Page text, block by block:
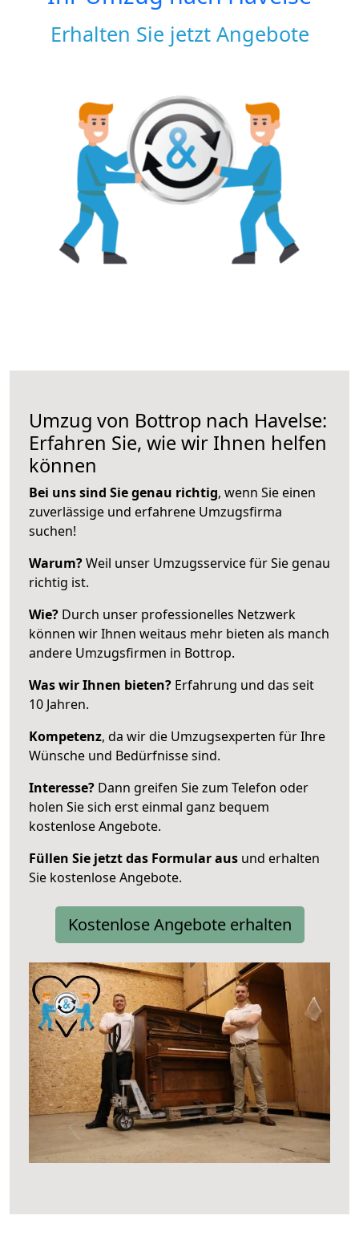
Erhalten Sie jetzt Angebote
Umzug von Bottrop nach Havelse:
Erfahren Sie, wie wir Ihnen helfen
können
Bei uns sind Sie genau richtig, wenn Sie einen
zuverlässige und erfahrene Umzugsfirma
suchen!
Warum?Weil unser Umzugsservice für Sie genau
richtig ist.
Wie? Durch unser professionelles Netzwerk
können wir Ihnen weitaus mehr bieten als manch
andere Umzugsfirmen in Bottrop.
Was wir Ihnen bieten? Erfahrung und das seit
10 Jahren.
Kompetenz, da wir die Umzugsexperten für Ihre
Wünsche und Bedürfnisse sind.
Interesse? Dann greifen Sie zum Telefon oder
holen Sie sich erst einmal ganz bequem
kostenlose Angebote.
Füllen Sie jetzt das Formular aus und erhalten
Sie kostenlose Angebote.
Kostenlose Angebote erhalten